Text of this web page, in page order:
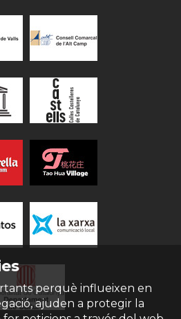
perquè influeixen en
ajuden a protegir la